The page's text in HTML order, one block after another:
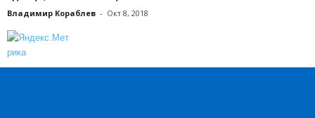
Владимир Кораблев - Окт 8, 2018